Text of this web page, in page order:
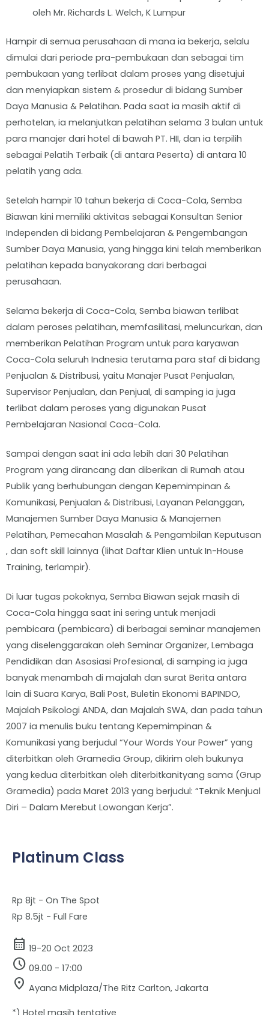
oleh Mr. Richards L. Welch, K Lumpur
Hampir di semua perusahaan di mana ia bekerja, selalu
dimulai dari periode pra-pembukaan dan sebagai tim
pembukaan yang terlibat dalam proses yang disetujui
dan menyiapkan sistem & prosedur di bidang Sumber
Daya Manusia & Pelatihan. Pada saat ia masih aktif di
perhotelan, ia melanjutkan pelatihan selama 3 bulan untuk
para manajer dari hotel di bawah PT. HII, dan ia terpilih
sebagai Pelatih Terbaik (di antara Peserta) di antara 10
pelatih yang ada.
Setelah hampir 10 tahun bekerja di Coca-Cola, Semba
Biawan kini memiliki aktivitas sebagai Konsultan Senior
Independen di bidang Pembelajaran & Pengembangan
Sumber Daya Manusia, yang hingga kini telah memberikan
pelatihan kepada banyakorang dari berbagai
perusahaan.
Selama bekerja di Coca-Cola, Semba biawan terlibat
dalam peroses pelatihan, memfasilitasi, meluncurkan, dan
memberikan Pelatihan Program untuk para karyawan
Coca-Cola seluruh Indnesia terutama para staf di bidang
Penjualan & Distribusi, yaitu Manajer Pusat Penjualan,
Supervisor Penjualan, dan Penjual, di samping ia juga
terlibat dalam peroses yang digunakan Pusat
Pembelajaran Nasional Coca-Cola.
Sampai dengan saat ini ada lebih dari 30 Pelatihan
Program yang dirancang dan diberikan di Rumah atau
Publik yang berhubungan dengan Kepemimpinan &
Komunikasi, Penjualan & Distribusi, Layanan Pelanggan,
Manajemen Sumber Daya Manusia & Manajemen
Pelatihan, Pemecahan Masalah & Pengambilan Keputusan
, dan soft skill lainnya (lihat Daftar Klien untuk In-House
Training, terlampir).
Di luar tugas pokoknya, Semba Biawan sejak masih di
Coca-Cola hingga saat ini sering untuk menjadi
pembicara (pembicara) di berbagai seminar manajemen
yang diselenggarakan oleh Seminar Organizer, Lembaga
Pendidikan dan Asosiasi Profesional, di samping ia juga
banyak menambah di majalah dan surat Berita antara
lain di Suara Karya, Bali Post, Buletin Ekonomi BAPINDO,
Majalah Psikologi ANDA, dan Majalah SWA, dan pada tahun
2007 ia menulis buku tentang Kepemimpinan &
Komunikasi yang berjudul “Your Words Your Power” yang
diterbitkan oleh Gramedia Group, dikirim oleh bukunya
yang kedua diterbitkan oleh diterbitkanityang sama (Grup
Gramedia) pada Maret 2013 yang berjudul: “Teknik Menjual
Diri – Dalam Merebut Lowongan Kerja”.
Platinum Class
Rp 8jt - On The Spot
Rp 8.5jt - Full Fare
calendar_month 19-20 Oct 2023
schedule 09.00 - 17:00
location_on Ayana Midplaza/The Ritz Carlton, Jakarta
*) Hotel masih tentative